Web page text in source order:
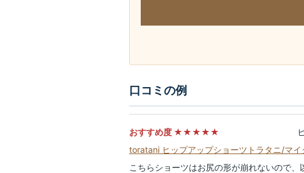
口コミの例
おすすめ度 ★★★★★
toratani ヒップアップショーツトラタニ/マ
こちらショーツはお尻の形が崩れないので